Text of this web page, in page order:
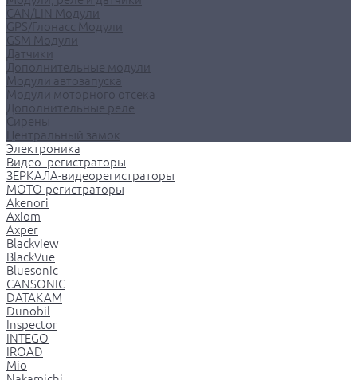
CAN/LIN Модули
GPS/Глонасс Модули
GSM Модули
Датчики
Дополнительные модули
Модули автозапуска
Модули моторного отсека
Дополнительные реле
Сирены
Центральный замок
Электроника
Видео- регистраторы
ЗЕРКАЛА-видеорегистраторы
МОТО-регистраторы
Akenori
Axiom
Axper
Blackview
BlackVue
Bluesonic
CANSONIC
DATAKAM
Dunobil
Inspector
INTEGO
IROAD
Mio